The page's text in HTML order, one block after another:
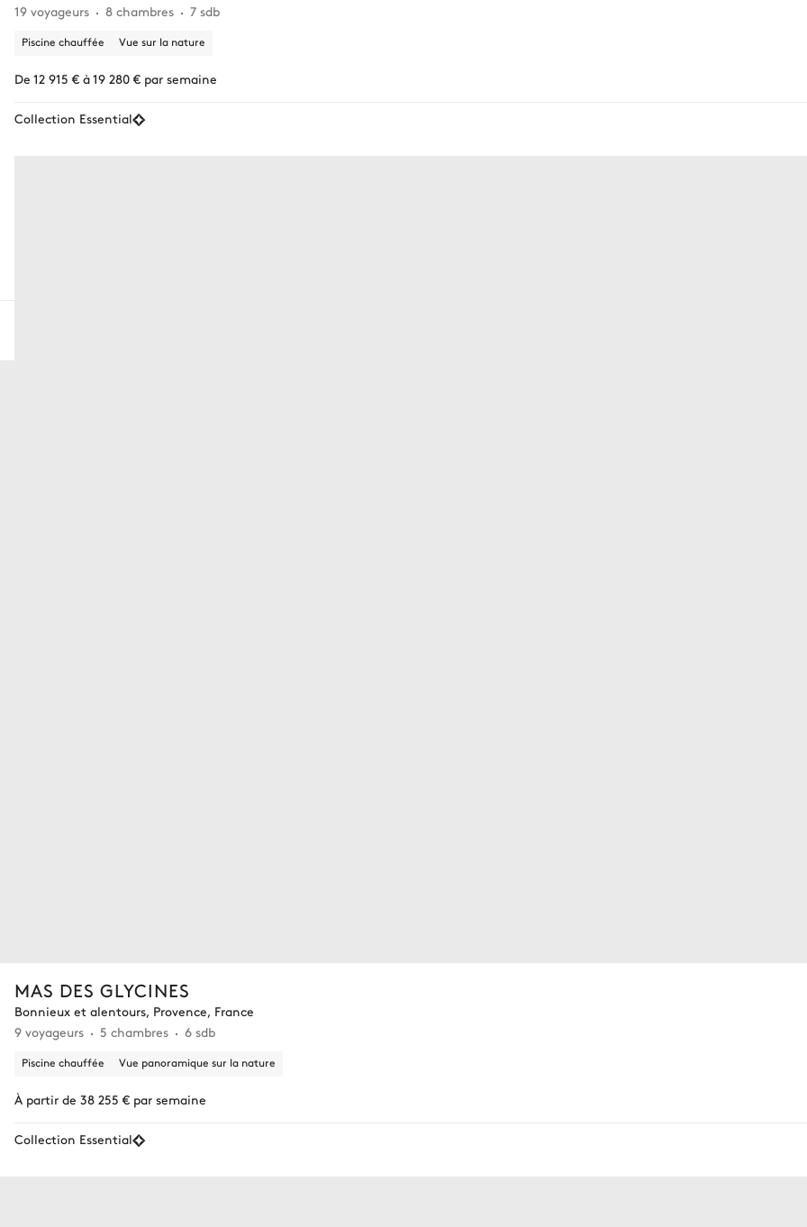
19 voyageurs
8 chambres 7 sdb
Piscine chauffée Vue sur la nature
De 12 915 € à 19 280 € par semaine
Collection Essential
MAS DES GLYCINES
Bonnieux et alentours, Provence, France
9 voyageurs
5 chambres 6 sdb
Piscine chauffée Vue panoramique sur la nature
À partir de 38 255 € par semaine
Collection Essential